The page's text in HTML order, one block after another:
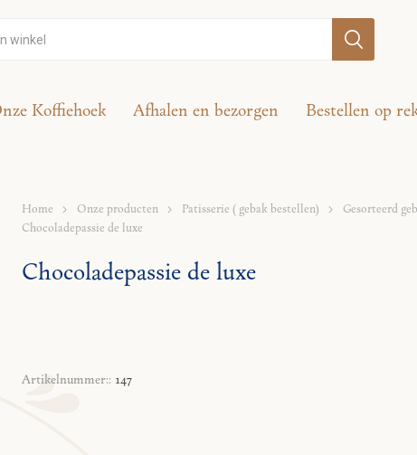
Koffiehoek Afhalen en bezorgen Bestellen op
Home Onze producten Patisserie ( gebak bestellen)
Gesorteerd
Chocoladepassie de luxe
Chocoladepassie de luxe
Artikelnummer:: 147